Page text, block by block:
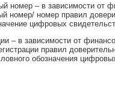
номер – в зависимости от
номер/ номер правил
цифровых
– в зависимости от
правил
обозначения